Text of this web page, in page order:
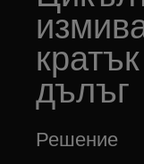
дълъг
Решение